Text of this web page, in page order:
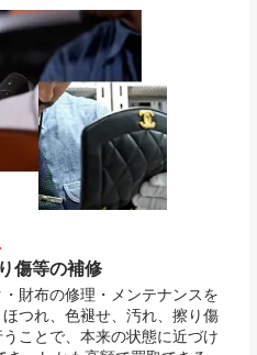
傷等の補修
財布の修理・メンテナンスを
つれ、色褪せ、汚れ、擦り傷
ことで、本来の状態に近づけ